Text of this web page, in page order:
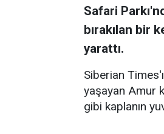
Safari
bırakılan bir
yarattı.
Siberian
yaşayan Amur
gibi kaplanın